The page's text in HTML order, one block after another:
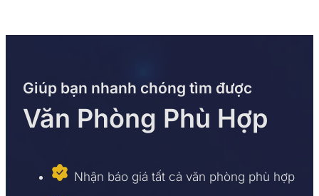
Giúp bạn nhanh chóng tìm được
Văn Phòng Phù Hợp
Nhận báo giá tất cả văn phòng phù hợp